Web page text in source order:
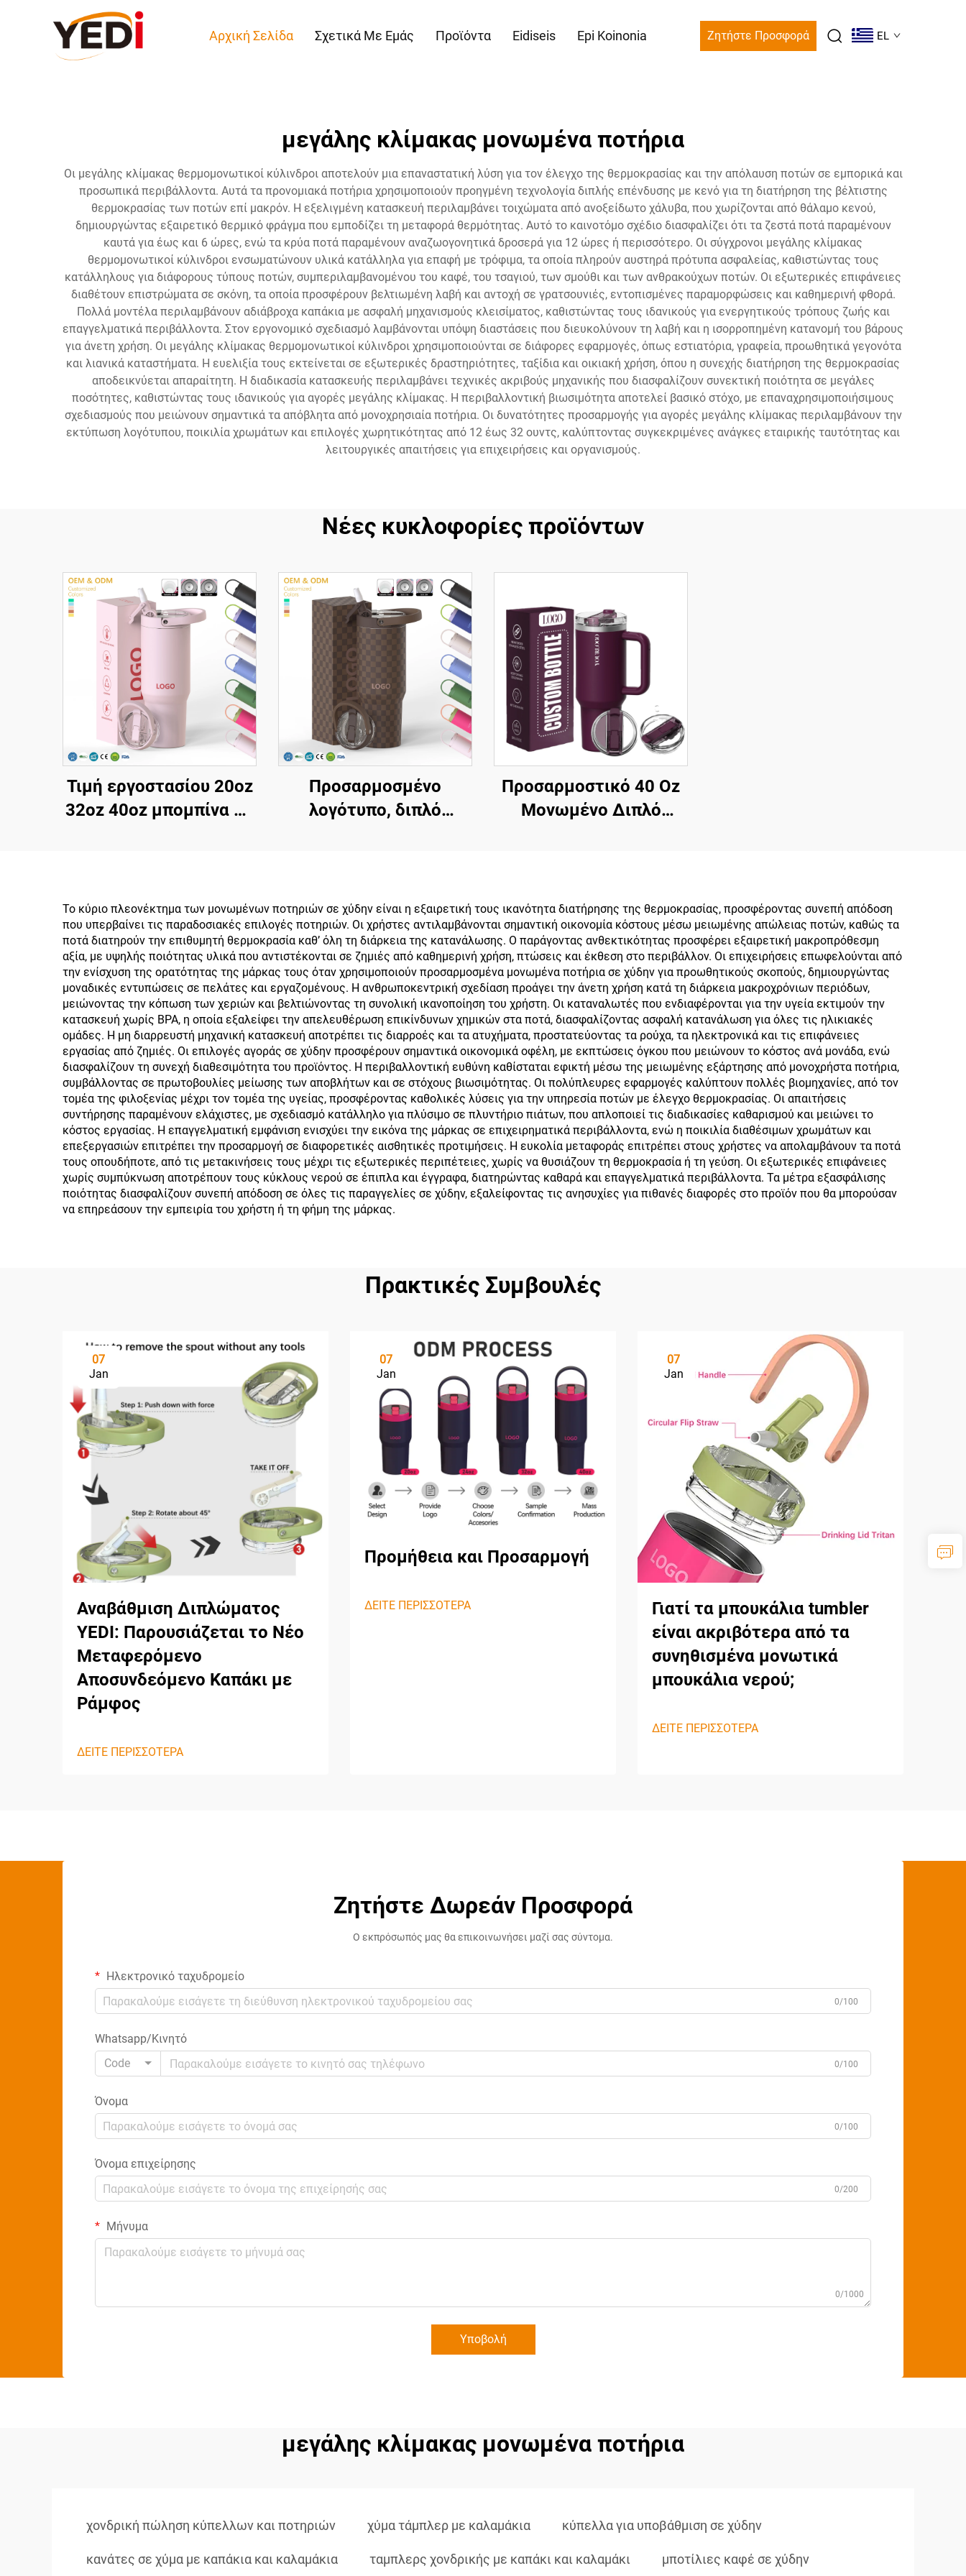
Αρχική Σελίδα Σχετικά Με Εμάς Προϊόντα Eidiseis Epi Koinonia Ζητήστε Προσφορά EL
μεγάλης κλίμακας μονωμένα ποτήρια
Οι μεγάλης κλίμακας θερμομονωτικοί κύλινδροι αποτελούν μια επαναστατική λύση για τον έλεγχο της θερμοκρασίας και την απόλαυση ποτών σε εμπορικά και
προσωπικά περιβάλλοντα. Αυτά τα προνομιακά ποτήρια χρησιμοποιούν προηγμένη τεχνολογία διπλής επένδυσης με κενό για τη διατήρηση της βέλτιστης
θερμοκρασίας των ποτών επί μακρόν. Η εξελιγμένη κατασκευή περιλαμβάνει τοιχώματα από ανοξείδωτο χάλυβα, που χωρίζονται από θάλαμο κενού,
δημιουργώντας εξαιρετικό θερμικό φράγμα που εμποδίζει τη μεταφορά θερμότητας. Αυτό το καινοτόμο σχέδιο διασφαλίζει ότι τα ζεστά ποτά παραμένουν
καυτά για έως και 6 ώρες, ενώ τα κρύα ποτά παραμένουν αναζωογονητικά δροσερά για 12 ώρες ή περισσότερο. Οι σύγχρονοι μεγάλης κλίμακας
θερμομονωτικοί κύλινδροι ενσωματώνουν υλικά κατάλληλα για επαφή με τρόφιμα, τα οποία πληρούν αυστηρά πρότυπα ασφαλείας, καθιστώντας τους
κατάλληλους για διάφορους τύπους ποτών, συμπεριλαμβανομένου του καφέ, του τσαγιού, των σμούθι και των ανθρακούχων ποτών. Οι εξωτερικές επιφάνειες
διαθέτουν επιστρώματα σε σκόνη, τα οποία προσφέρουν βελτιωμένη λαβή και αντοχή σε γρατσουνιές, εντοπισμένες παραμορφώσεις και καθημερινή φθορά.
Πολλά μοντέλα περιλαμβάνουν αδιάβροχα καπάκια με ασφαλή μηχανισμούς κλεισίματος, καθιστώντας τους ιδανικούς για ενεργητικούς τρόπους ζωής και
επαγγελματικά περιβάλλοντα. Στον εργονομικό σχεδιασμό λαμβάνονται υπόψη διαστάσεις που διευκολύνουν τη λαβή και η ισορροπημένη κατανομή του βάρους
για άνετη χρήση. Οι μεγάλης κλίμακας θερμομονωτικοί κύλινδροι χρησιμοποιούνται σε διάφορες εφαρμογές, όπως εστιατόρια, γραφεία, προωθητικά γεγονότα
και λιανικά καταστήματα. Η ευελιξία τους εκτείνεται σε εξωτερικές δραστηριότητες, ταξίδια και οικιακή χρήση, όπου η συνεχής διατήρηση της θερμοκρασίας
αποδεικνύεται απαραίτητη. Η διαδικασία κατασκευής περιλαμβάνει τεχνικές ακριβούς μηχανικής που διασφαλίζουν συνεκτική ποιότητα σε μεγάλες
ποσότητες, καθιστώντας τους ιδανικούς για αγορές μεγάλης κλίμακας. Η περιβαλλοντική βιωσιμότητα αποτελεί βασικό στόχο, με επαναχρησιμοποιήσιμους
σχεδιασμούς που μειώνουν σημαντικά τα απόβλητα από μονοχρησιαία ποτήρια. Οι δυνατότητες προσαρμογής για αγορές μεγάλης κλίμακας περιλαμβάνουν την
εκτύπωση λογότυπου, ποικιλία χρωμάτων και επιλογές χωρητικότητας από 12 έως 32 ουντς, καλύπτοντας συγκεκριμένες ανάγκες εταιρικής ταυτότητας και
λειτουργικές απαιτήσεις για επιχειρήσεις και οργανισμούς.
Νέες κυκλοφορίες προϊόντων
Τιμή εργοστασίου 20oz
32oz 40oz μπομπίνα με
μπομπίνα ταξιδίου από
ατσάλι με sublimation
Προσαρμοσμένο
λογότυπο, διπλό
ανοξείδωτο χάλυβα
20oz 32oz 40oz,
τάμπλερ ταξιδίου με
καπάκι για ζεστά και
κρύα ποτά
Προσαρμοστικό 40 Oz
Μονωμένο Διπλό
Λαβή Ταξιδιωτικό
Κύπελο Καφέ για
Γραφείο Δωρο Σετ
Το κύριο πλεονέκτημα των μονωμένων ποτηριών σε χύδην είναι η εξαιρετική τους ικανότητα διατήρησης της θερμοκρασίας, προσφέροντας συνεπή απόδοση
που υπερβαίνει τις παραδοσιακές επιλογές ποτηριών. Οι χρήστες αντιλαμβάνονται σημαντική οικονομία κόστους μέσω μειωμένης απώλειας ποτών, καθώς τα
ποτά διατηρούν την επιθυμητή θερμοκρασία καθ’ όλη τη διάρκεια της κατανάλωσης. Ο παράγοντας ανθεκτικότητας προσφέρει εξαιρετική μακροπρόθεσμη
αξία, με υψηλής ποιότητας υλικά που αντιστέκονται σε ζημιές από καθημερινή χρήση, πτώσεις και έκθεση στο περιβάλλον. Οι επιχειρήσεις επωφελούνται από
την ενίσχυση της ορατότητας της μάρκας τους όταν χρησιμοποιούν προσαρμοσμένα μονωμένα ποτήρια σε χύδην για προωθητικούς σκοπούς, δημιουργώντας
μοναδικές εντυπώσεις σε πελάτες και εργαζομένους. Η ανθρωποκεντρική σχεδίαση προάγει την άνετη χρήση κατά τη διάρκεια μακροχρόνιων περιόδων,
μειώνοντας την κόπωση των χεριών και βελτιώνοντας τη συνολική ικανοποίηση του χρήστη. Οι καταναλωτές που ενδιαφέρονται για την υγεία εκτιμούν την
κατασκευή χωρίς BPA, η οποία εξαλείφει την απελευθέρωση επικίνδυνων χημικών στα ποτά, διασφαλίζοντας ασφαλή κατανάλωση για όλες τις ηλικιακές
ομάδες. Η μη διαρρευστή μηχανική κατασκευή αποτρέπει τις διαρροές και τα ατυχήματα, προστατεύοντας τα ρούχα, τα ηλεκτρονικά και τις επιφάνειες
εργασίας από ζημιές. Οι επιλογές αγοράς σε χύδην προσφέρουν σημαντικά οικονομικά οφέλη, με εκπτώσεις όγκου που μειώνουν το κόστος ανά μονάδα, ενώ
διασφαλίζουν τη συνεχή διαθεσιμότητα του προϊόντος. Η περιβαλλοντική ευθύνη καθίσταται εφικτή μέσω της μειωμένης εξάρτησης από μονοχρήστα ποτήρια,
συμβάλλοντας σε πρωτοβουλίες μείωσης των αποβλήτων και σε στόχους βιωσιμότητας. Οι πολύπλευρες εφαρμογές καλύπτουν πολλές βιομηχανίες, από τον
τομέα της φιλοξενίας μέχρι τον τομέα της υγείας, προσφέροντας καθολικές λύσεις για την υπηρεσία ποτών με έλεγχο θερμοκρασίας. Οι απαιτήσεις
συντήρησης παραμένουν ελάχιστες, με σχεδιασμό κατάλληλο για πλύσιμο σε πλυντήριο πιάτων, που απλοποιεί τις διαδικασίες καθαρισμού και μειώνει το
κόστος εργασίας. Η επαγγελματική εμφάνιση ενισχύει την εικόνα της μάρκας σε επιχειρηματικά περιβάλλοντα, ενώ η ποικιλία διαθέσιμων χρωμάτων και
επεξεργασιών επιτρέπει την προσαρμογή σε διαφορετικές αισθητικές προτιμήσεις. Η ευκολία μεταφοράς επιτρέπει στους χρήστες να απολαμβάνουν τα ποτά
τους οπουδήποτε, από τις μετακινήσεις τους μέχρι τις εξωτερικές περιπέτειες, χωρίς να θυσιάζουν τη θερμοκρασία ή τη γεύση. Οι εξωτερικές επιφάνειες
χωρίς συμπύκνωση αποτρέπουν τους κύκλους νερού σε έπιπλα και έγγραφα, διατηρώντας καθαρά και επαγγελματικά περιβάλλοντα. Τα μέτρα εξασφάλισης
ποιότητας διασφαλίζουν συνεπή απόδοση σε όλες τις παραγγελίες σε χύδην, εξαλείφοντας τις ανησυχίες για πιθανές διαφορές στο προϊόν που θα μπορούσαν
να επηρεάσουν την εμπειρία του χρήστη ή τη φήμη της μάρκας.
Πρακτικές Συμβουλές
07
Jan
Αναβάθμιση Διπλώματος
YEDI: Παρουσιάζεται το Νέο
Μεταφερόμενο
Αποσυνδεόμενο Καπάκι με
Ράμφος
ΔΕΙΤΕ ΠΕΡΙΣΣΟΤΕΡΑ
07
Jan
Προμήθεια και Προσαρμογή
ΔΕΙΤΕ ΠΕΡΙΣΣΟΤΕΡΑ
07
Jan
Γιατί τα μπουκάλια tumbler
είναι ακριβότερα από τα
συνηθισμένα μονωτικά
μπουκάλια νερού;
ΔΕΙΤΕ ΠΕΡΙΣΣΟΤΕΡΑ
Ζητήστε Δωρεάν Προσφορά
Ο εκπρόσωπός μας θα επικοινωνήσει μαζί σας σύντομα.
Ηλεκτρονικό ταχυδρομείο
0/100
Whatsapp/Κινητό
Code
0/100
Όνομα
0/100
Όνομα επιχείρησης
0/200
Μήνυμα
0/1000
Υποβολή
μεγάλης κλίμακας μονωμένα ποτήρια
χονδρική πώληση κύπελλων και ποτηριών χύμα τάμπλερ με καλαμάκια κύπελλα για υποβάθμιση σε χύδην
κανάτες σε χύμα με καπάκια και καλαμάκια ταμπλερς χονδρικής με καπάκι και καλαμάκι μποτίλιες καφέ σε χύδην